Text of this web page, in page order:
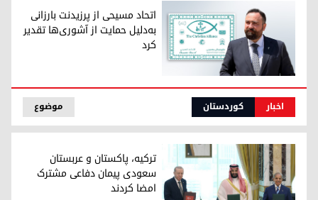
آنو جوهر عبدوکا، دبیرکل اتحاد مسیحی
اتحاد مسیحی از پرزیدنت بارزانی
به‌دلیل حمایت از آشوری‌ها تقدیر
کرد
اخبار کوردستان موضوع
ترکیه، پاکستان و عربستان
سعودی پیمان دفاعی مشترک
امضا کردند